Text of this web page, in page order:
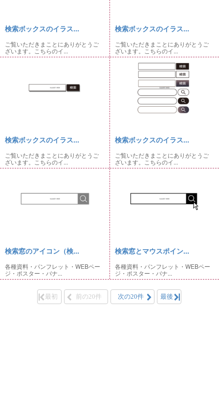
検索ボックスのイラス...
ご覧いただきまことにありがとうご
ざいます。こちらのイ...
検索ボックスのイラス...
ご覧いただきまことにありがとうご
ざいます。こちらのイ...
検索ボックスのイラス...
ご覧いただきまことにありがとうご
ざいます。こちらのイ...
検索ボックスのイラス...
ご覧いただきまことにありがとうご
ざいます。こちらのイ...
検索窓のアイコン（検...
各種資料・パンフレット・WEBペー
ジ・ポスター・バナ...
検索窓とマウスポイン...
各種資料・パンフレット・WEBペー
ジ・ポスター・バナ...
最初 前の20件 次の20件 最後